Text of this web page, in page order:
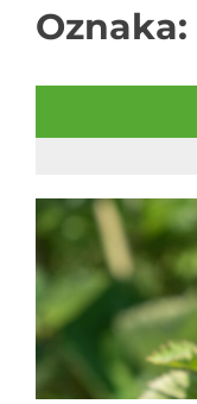
Oznaka: